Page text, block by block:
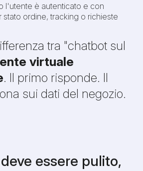
l'utente è autenticato e con
stato ordine, tracking o richieste
tra "chatbot sul
virtuale
. Il primo risponde. Il
sui dati del negozio.
essere pulito,